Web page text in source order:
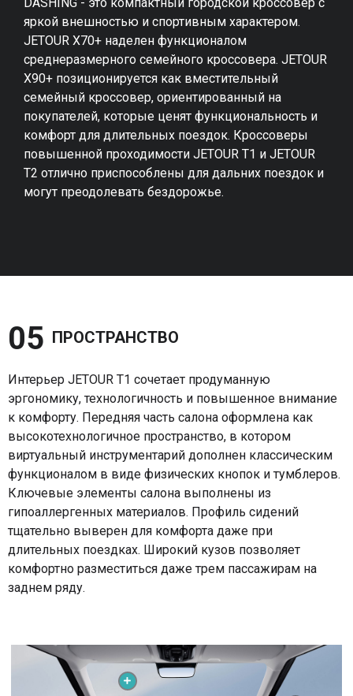
яркой внешностью и спортивным характером.
JETOUR X70+ наделен функционалом
среднеразмерного семейного кроссовера. JETOUR
X90+ позиционируется как вместительный
семейный кроссовер, ориентированный на
покупателей, которые ценят функциональность и
комфорт для длительных поездок. Кроссоверы
повышенной проходимости JETOUR T1 и JETOUR
T2 отлично приспособлены для дальних поездок и
могут преодолевать бездорожье.
05 ПРОСТРАНСТВО
Интерьер JETOUR T1 сочетает продуманную
эргономику, технологичность и повышенное внимание
к комфорту. Передняя часть салона оформлена как
высокотехнологичное пространство, в котором
виртуальный инструментарий дополнен классическим
функционалом в виде физических кнопок и тумблеров.
Ключевые элементы салона выполнены из
гипоаллергенных материалов. Профиль сидений
тщательно выверен для комфорта даже при
длительных поездках. Широкий кузов позволяет
комфортно разместиться даже трем пассажирам на
заднем ряду.